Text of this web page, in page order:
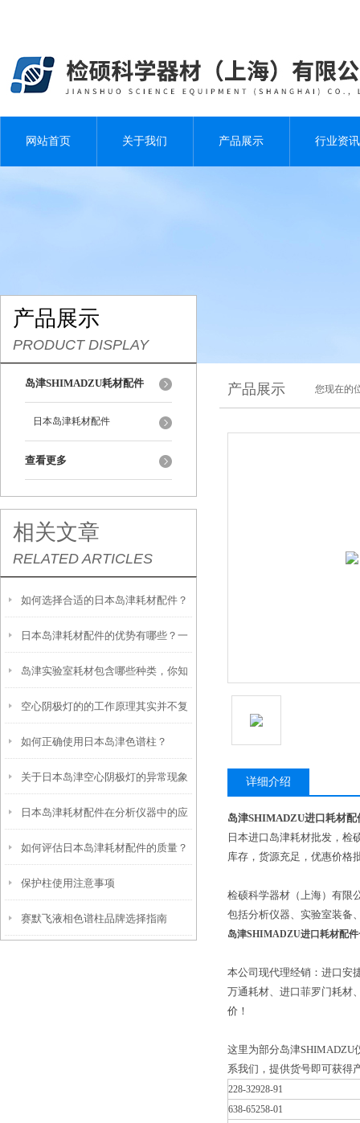
网站首页 关于我们 产品展示 行业资讯
产品展示
PRODUCT DISPLAY
岛津SHIMADZU耗材配件
日本岛津耗材配件
查看更多
相关文章
RELATED ARTICLES
如何选择合适的日本岛津耗材配件？
日本岛津耗材配件的优势有哪些？一
文带你了解
岛津实验室耗材包含哪些种类，你知
道吗？
空心阴极灯的的工作原理其实并不复
杂，看完你就明白了
如何正确使用日本岛津色谱柱？
关于日本岛津空心阴极灯的异常现象
及处理方法
日本岛津耗材配件在分析仪器中的应
用
如何评估日本岛津耗材配件的质量？
有哪些关键指标？
保护柱使用注意事项
赛默飞液相色谱柱品牌选择指南
产品展示 您现在的
详细介绍
岛津SHIMADZU进口耗材
日本进口岛津耗材批发，检
库存，货源充足，优惠价格
检硕科学器材（上海）有限
包括分析仪器、实验室装备
岛津SHIMADZU进口耗材配
本公司现代理经销：进口安
万通耗材、进口菲罗门耗材
价！
这里为部分岛津SHIMADZU
系我们，提供货号即可获得
228-32928-91
638-65258-01